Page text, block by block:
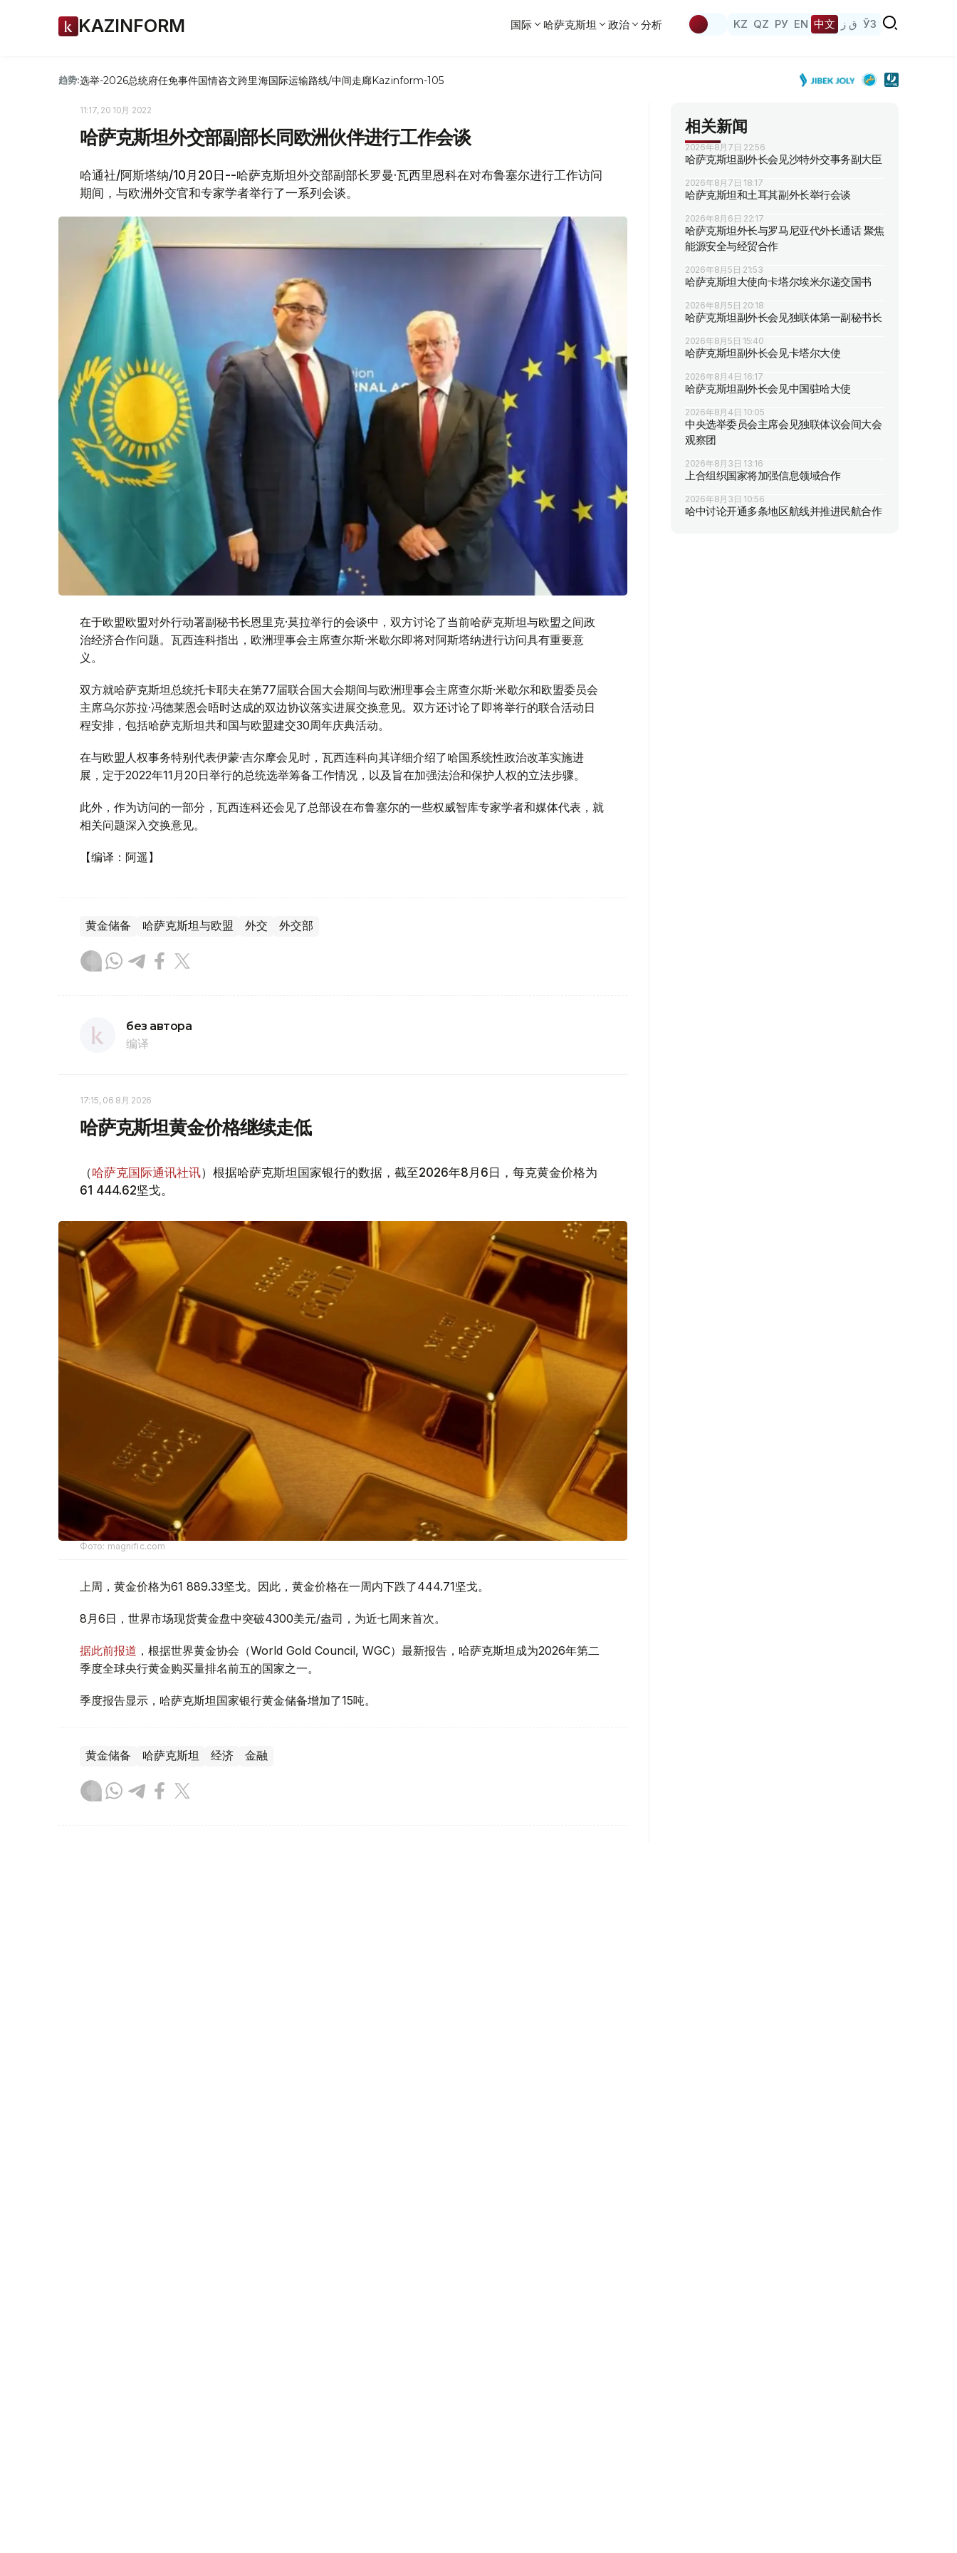
KAZINFORM 国际 哈萨克斯坦 政治 分析 KZ QZ РУ EN 中文 ق ز ЎЗ
趋势:选举-2026总统府任免事件国情咨文跨里海国际运输路线/中间走廊Kazinform-105
11:17, 20 10月 2022
哈萨克斯坦外交部副部长同欧洲伙伴进行工作会谈
哈通社/阿斯塔纳/10月20日--哈萨克斯坦外交部副部长罗曼·瓦西里恩科在对布鲁塞尔进行工作访问
期间，与欧洲外交官和专家学者举行了一系列会谈。
在于欧盟欧盟对外行动署副秘书长恩里克·莫拉举行的会谈中，双方讨论了当前哈萨克斯坦与欧盟之间政
治经济合作问题。瓦西连科指出，欧洲理事会主席查尔斯·米歇尔即将对阿斯塔纳进行访问具有重要意
义。
双方就哈萨克斯坦总统托卡耶夫在第77届联合国大会期间与欧洲理事会主席查尔斯·米歇尔和欧盟委员会
主席乌尔苏拉·冯德莱恩会晤时达成的双边协议落实进展交换意见。双方还讨论了即将举行的联合活动日
程安排，包括哈萨克斯坦共和国与欧盟建交30周年庆典活动。
在与欧盟人权事务特别代表伊蒙·吉尔摩会见时，瓦西连科向其详细介绍了哈国系统性政治改革实施进
展，定于2022年11月20日举行的总统选举筹备工作情况，以及旨在加强法治和保护人权的立法步骤。
此外，作为访问的一部分，瓦西连科还会见了总部设在布鲁塞尔的一些权威智库专家学者和媒体代表，就
相关问题深入交换意见。
【编译：阿遥】
黄金储备 哈萨克斯坦与欧盟 外交 外交部
без автора
编译
17:15, 06 8月 2026
哈萨克斯坦黄金价格继续走低
（哈萨克国际通讯社讯）根据哈萨克斯坦国家银行的数据，截至2026年8月6日，每克黄金价格为
61 444.62坚戈。
Фото: magnific.com
上周，黄金价格为61 889.33坚戈。因此，黄金价格在一周内下跌了444.71坚戈。
8月6日，世界市场现货黄金盘中突破4300美元/盎司，为近七周来首次。
据此前报道 ，根据世界黄金协会（World Gold Council, WGC）最新报告，哈萨克斯坦成为2026年第二
季度全球央行黄金购买量排名前五的国家之一。
季度报告显示，哈萨克斯坦国家银行黄金储备增加了15吨。
黄金储备 哈萨克斯坦 经济 金融
相关新闻
2026年8月7日 22:56
哈萨克斯坦副外长会见沙特外交事务副大臣
2026年8月7日 18:17
哈萨克斯坦和土耳其副外长举行会谈
2026年8月6日 22:17
哈萨克斯坦外长与罗马尼亚代外长通话 聚焦
能源安全与经贸合作
2026年8月5日 21:53
哈萨克斯坦大使向卡塔尔埃米尔递交国书
2026年8月5日 20:18
哈萨克斯坦副外长会见独联体第一副秘书长
2026年8月5日 15:40
哈萨克斯坦副外长会见卡塔尔大使
2026年8月4日 16:17
哈萨克斯坦副外长会见中国驻哈大使
2026年8月4日 10:05
中央选举委员会主席会见独联体议会间大会
观察团
2026年8月3日 13:16
上合组织国家将加强信息领域合作
2026年8月3日 10:56
哈中讨论开通多条地区航线并推进民航合作